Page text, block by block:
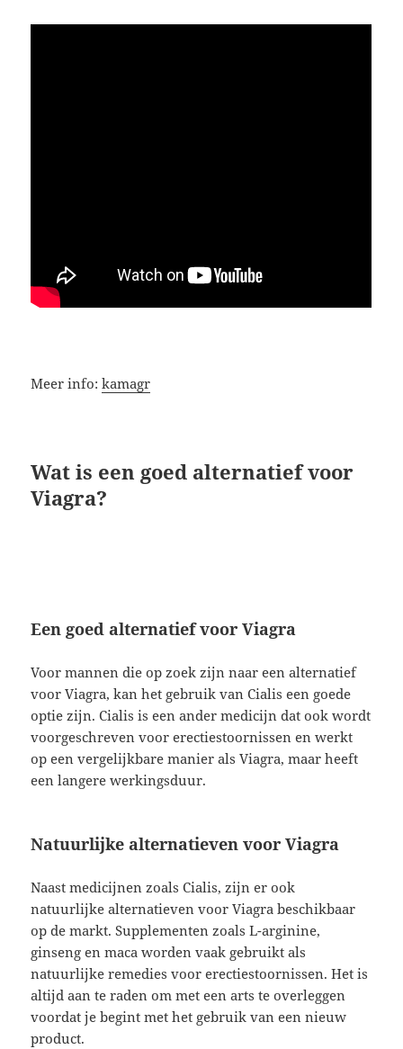
Meer info:kamagr
Wat is een goed alternatief voor
Viagra?
Een goed alternatief voor Viagra
Voor mannen die op zoek zijn naar een alternatief
voor Viagra, kan het gebruik van Cialis een goede
optie zijn. Cialis is een ander medicijn dat ook wordt
voorgeschreven voor erectiestoornissen en werkt
op een vergelijkbare manier als Viagra, maar heeft
een langere werkingsduur.
Natuurlijke alternatieven voor Viagra
Naast medicijnen zoals Cialis, zijn er ook
natuurlijke alternatieven voor Viagra beschikbaar
op de markt. Supplementen zoals L-arginine,
ginseng en maca worden vaak gebruikt als
natuurlijke remedies voor erectiestoornissen. Het is
altijd aan te raden om met een arts te overleggen
voordat je begint met het gebruik van een nieuw
product.